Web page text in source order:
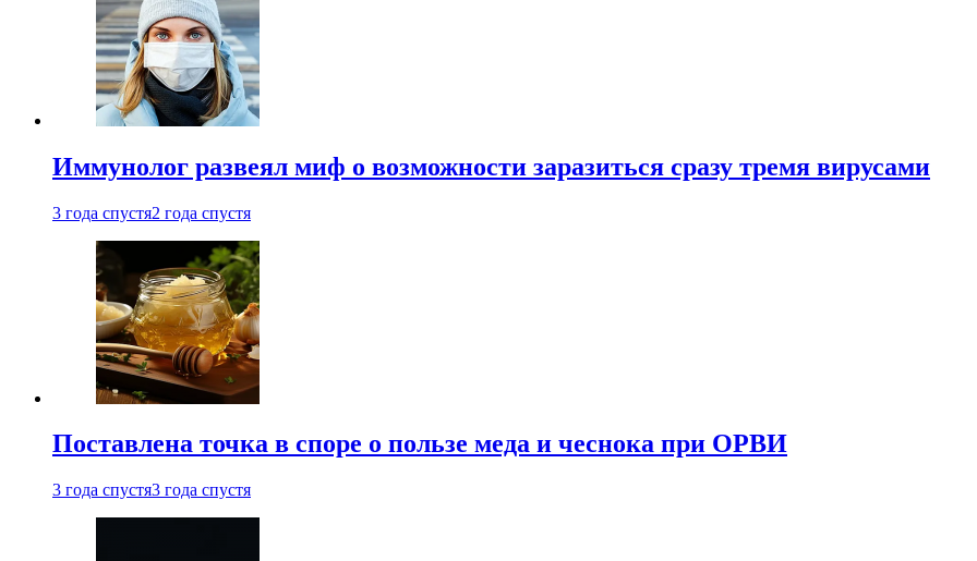
Иммунолог развеял миф о возможности заразиться сразу тремя вирусами
3 года спустя2 года спустя
Поставлена точка в споре о пользе меда и чеснока при ОРВИ
3 года спустя3 года спустя